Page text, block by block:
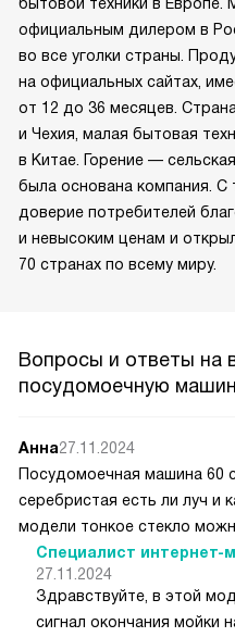
официальным дилером в
во все уголки страны.
на официальных сайтах,
от 12 до 36 месяцев.
и Чехия, малая бытовая
в Китае. Горение —
была основана компания. С
доверие потребителей
и невысоким ценам и
70 странах по всему миру.
Вопросы и ответы на
посудомоечную
Анна27.11.2024
Посудомоечная машина 60
серебристая есть ли луч и
модели тонкое стекло
Специалист интернет-
27.11.2024
Здравствуйте, в этой
сигнал окончания мойки